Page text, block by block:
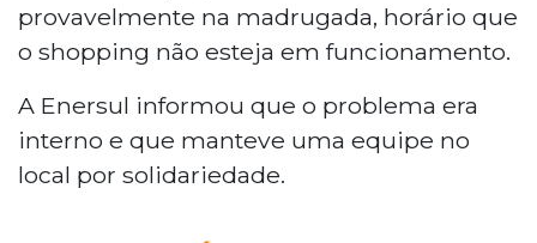
provavelmente na madrugada, horário que
o shopping não esteja em funcionamento.
A Enersul informou que o problema era
interno e que manteve uma equipe no
local por solidariedade.